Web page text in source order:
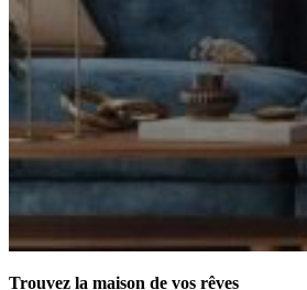
Trouvez la maison de vos rêves